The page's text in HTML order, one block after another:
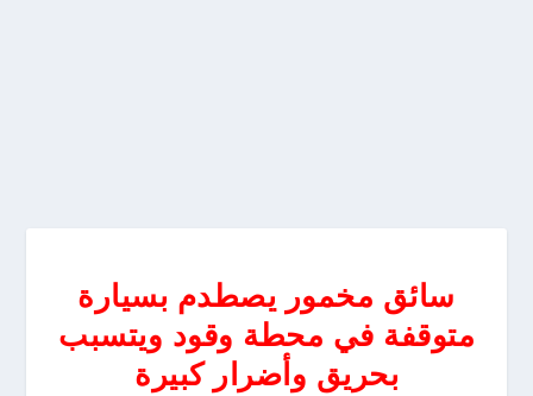
سائق مخمور يصطدم بسيارة
متوقفة في محطة وقود ويتسبب
بحريق وأضرار كبيرة